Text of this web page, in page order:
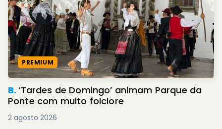
PREMIUM
B.‘Tardes de Domingo’ animam Parque da
Ponte com muito folclore
2 agosto 2026